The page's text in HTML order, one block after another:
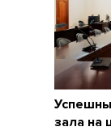
зала на